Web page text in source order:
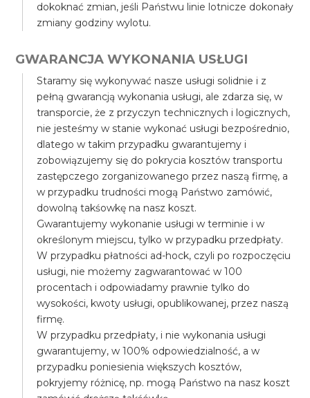
dokoknać zmian, jeśli Państwu linie lotnicze dokonały
zmiany godziny wylotu.
GWARANCJA WYKONANIA USŁUGI
Staramy się wykonywać nasze usługi solidnie i z
pełną gwarancją wykonania usługi, ale zdarza się, w
transporcie, że z przyczyn technicznych i logicznych,
nie jesteśmy w stanie wykonać usługi bezpośrednio,
dlatego w takim przypadku gwarantujemy i
zobowiązujemy się do pokrycia kosztów transportu
zastępczego zorganizowanego przez naszą firmę, a
w przypadku trudności mogą Państwo zamówić,
dowolną takśowkę na nasz koszt.
Gwarantujemy wykonanie usługi w terminie i w
określonym miejscu, tylko w przypadku przedpłaty.
W przypadku płatności ad-hock, czyli po rozpoczęciu
usługi, nie możemy zagwarantować w 100
procentach i odpowiadamy prawnie tylko do
wysokości, kwoty usługi, opublikowanej, przez naszą
firmę.
W przypadku przedpłaty, i nie wykonania usługi
gwarantujemy, w 100% odpowiedzialność, a w
przypadku poniesienia większych kosztów,
pokryjemy różnicę, np. mogą Państwo na nasz koszt